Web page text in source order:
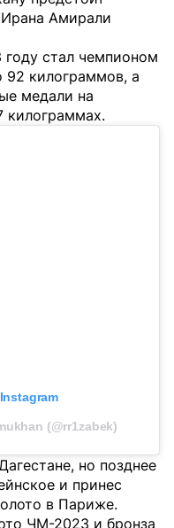
Ирана Амирали
стал чемпионом
92 килограммов, а
медали на
килограммах.
(@rr1zabek)
но позднее
и принес
в Париже.
ЧМ-2023 и бронза